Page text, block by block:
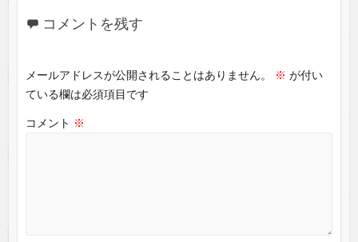
コメントを残す
メールアドレスが公開されることはありません。 ※ が付い
ている欄は必須項目です
コメント ※